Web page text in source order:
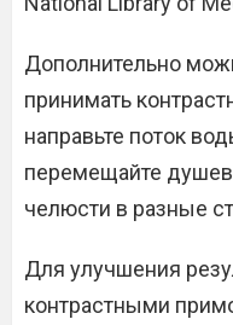
Дополнительно
принимать
направьте поток
перемещайте
челюсти в разные
Для улучшения
контрастными